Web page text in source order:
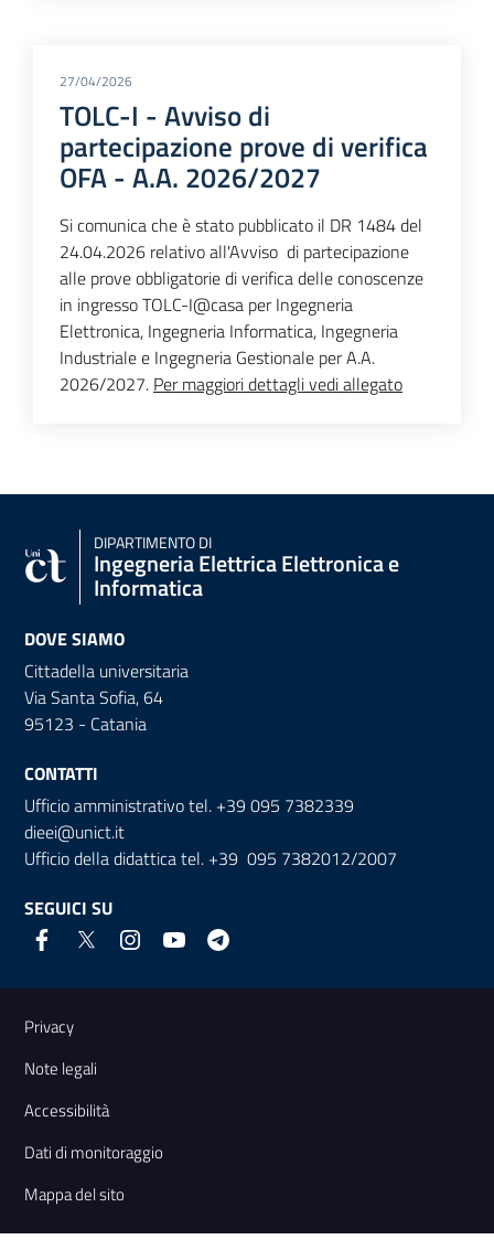
27/04/2026
TOLC-I - Avviso di
partecipazione prove di verifica
OFA - A.A. 2026/2027
Si comunica che è stato pubblicato il DR 1484 del
24.04.2026 relativo all'Avviso di partecipazione
alle prove obbligatorie di verifica delle conoscenze
in ingresso TOLC-I@casa per Ingegneria
Elettronica, Ingegneria Informatica, Ingegneria
Industriale e Ingegneria Gestionale per A.A.
2026/2027. Per maggiori dettagli vedi allegato
DIPARTIMENTO DI
Ingegneria Elettrica Elettronica e
Informatica
DOVE SIAMO
Cittadella universitaria
Via Santa Sofia, 64
95123 - Catania
CONTATTI
Ufficio amministrativo tel. +39 095 7382339
dieei@unict.it
Ufficio della didattica tel. +39 095 7382012/2007
SEGUICI SU
Link e informazioni utili
Privacy
Note legali
Accessibilità
Dati di monitoraggio
Mappa del sito